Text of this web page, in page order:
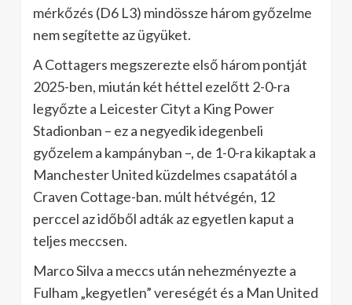
mérkőzés (D6 L3) mindössze három győzelme
nem segítette az ügyüket.
A Cottagers megszerezte első három pontját
2025-ben, miután két héttel ezelőtt 2-0-ra
legyőzte a Leicester Cityt a King Power
Stadionban – ez a negyedik idegenbeli
győzelem a kampányban –, de 1-0-ra kikaptak a
Manchester United küzdelmes csapatától a
Craven Cottage-ban. múlt hétvégén, 12
perccel az időből adták az egyetlen kaput a
teljes meccsen.
Marco Silva a meccs után nehezményezte a
Fulham „kegyetlen” vereségét és a Man United